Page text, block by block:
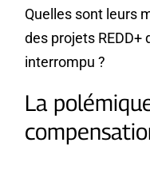
Quelles sont leurs
des projets
interrompu ?
La